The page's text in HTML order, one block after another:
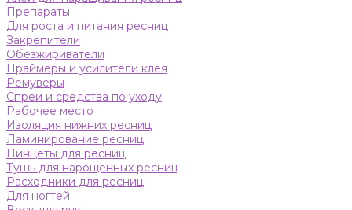
Препараты
Для роста и питания ресниц
Закрепители
Обезжириватели
Праймеры и усилители клея
Ремуверы
Спреи и средства по уходу
Рабочее место
Изоляция нижних ресниц
Ламинирование ресниц
Пинцеты для ресниц
Тушь для нарощенных ресниц
Расходники для ресниц
Для ногтей